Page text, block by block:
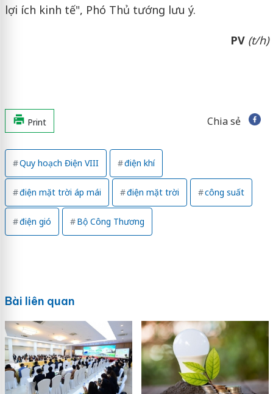
lợi ích kinh tế", Phó Thủ tướng lưu ý.
PV (t/h)
Print Chia sẻ
Quy hoạch Điện VIII điện khí
điện mặt trời áp mái điện mặt trời công suất
điện gió Bộ Công Thương
Bài liên quan